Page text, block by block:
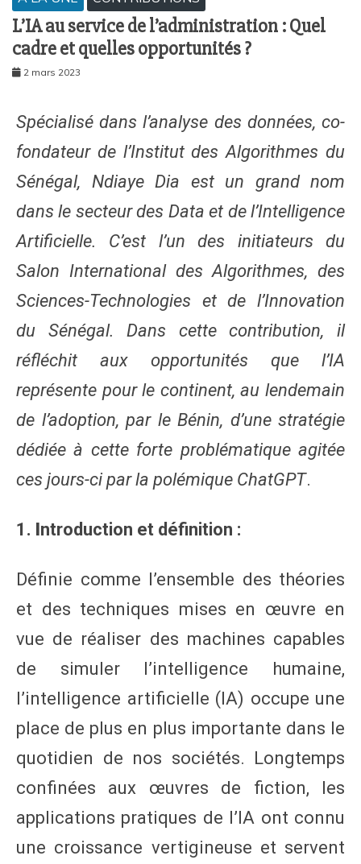
L’IA au service de l’administration : Quel
cadre et quelles opportunités ?
2 mars 2023
Spécialisé dans l’analyse des données, co-
fondateur de l’Institut des Algorithmes du
Sénégal, Ndiaye Dia est un grand nom
dans le secteur des Data et de l’Intelligence
Artificielle. C’est l’un des initiateurs du
Salon International des Algorithmes, des
Sciences-Technologies et de l’Innovation
du Sénégal. Dans cette contribution, il
réfléchit aux opportunités que l’IA
représente pour le continent, au lendemain
de l’adoption, par le Bénin, d’une stratégie
dédiée à cette forte problématique agitée
ces jours-ci par la polémique ChatGPT.
1. Introduction et définition :
Définie comme l’ensemble des théories
et des techniques mises en œuvre en
vue de réaliser des machines capables
de simuler l’intelligence humaine,
l’intelligence artificielle (IA) occupe une
place de plus en plus importante dans le
quotidien de nos sociétés. Longtemps
confinées aux œuvres de fiction, les
applications pratiques de l’IA ont connu
une croissance vertigineuse et servent